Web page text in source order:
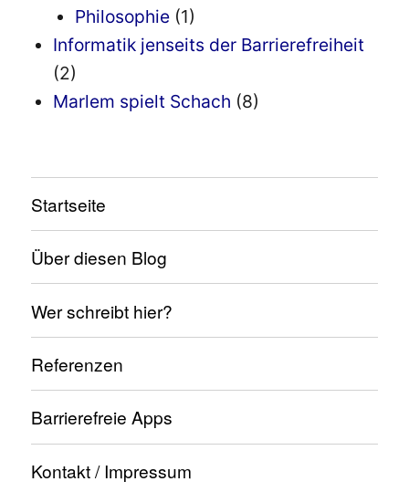
Philosophie (1)
Informatik jenseits der Barrierefreiheit
(2)
Marlem spielt Schach (8)
Startseite
Über diesen Blog
Wer schreibt hier?
Referenzen
Barrierefreie Apps
Kontakt / Impressum